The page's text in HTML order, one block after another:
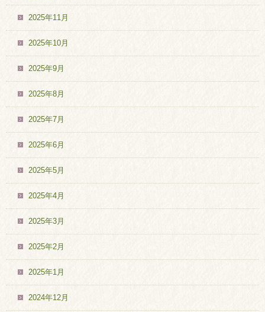
2025年11月
2025年10月
2025年9月
2025年8月
2025年7月
2025年6月
2025年5月
2025年4月
2025年3月
2025年2月
2025年1月
2024年12月